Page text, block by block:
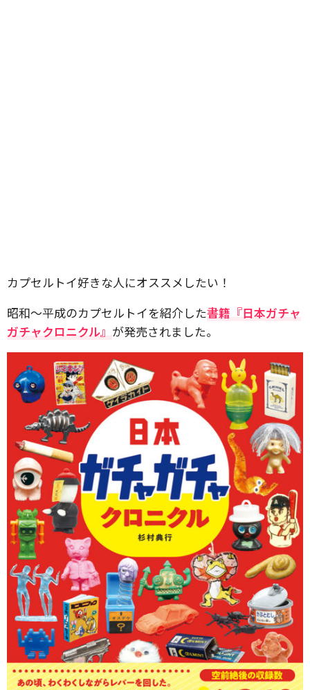
カプセルトイ好きな人にオススメしたい！
昭和〜平成のカプセルトイを紹介した書籍『日本ガチャ
ガチャクロニクル』 が発売されました。